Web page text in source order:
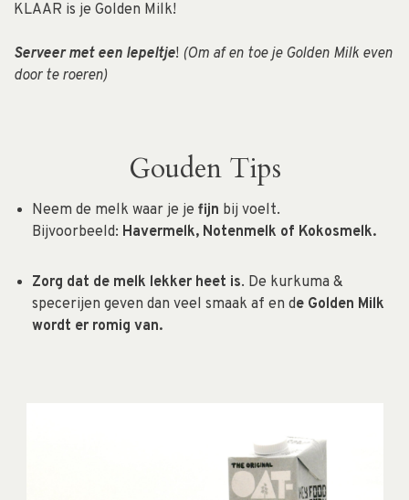
KLAAR is je Golden Milk!
Serveer met een lepeltje! (Om af en toe je Golden Milk even
door te roeren)
Gouden Tips
Neem de melk waar je je fijn bij voelt.
Bijvoorbeeld: Havermelk, Notenmelk of Kokosmelk.
Zorg dat de melk lekker heet is. De kurkuma &
specerijen geven dan veel smaak af en de Golden Milk
wordt er romig van.